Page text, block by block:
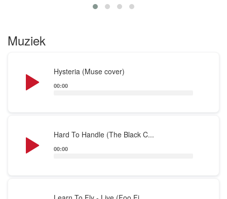
Muziek
Hysteria (Muse cover)
Player
00:00
Hard To Handle (The Black C...
Player
00:00